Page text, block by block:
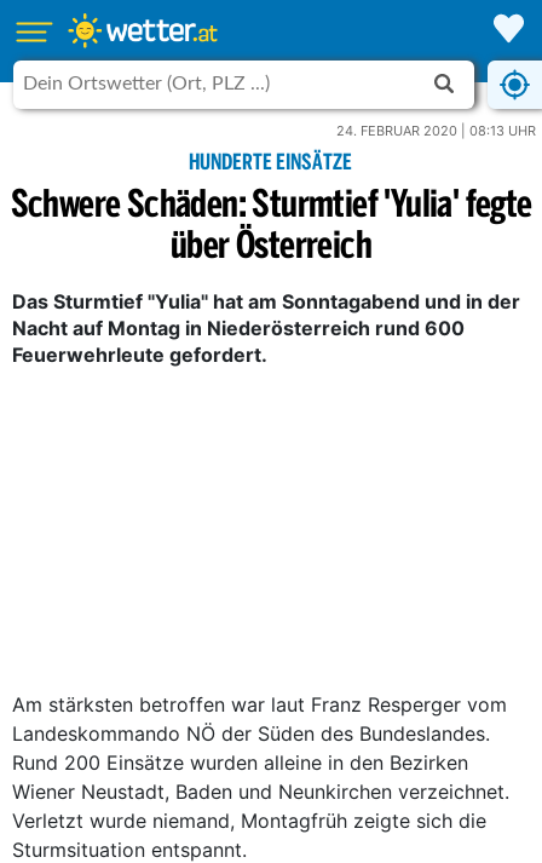
24. FEBRUAR 2020 | 08:13 UHR
HUNDERTE EINSÄTZE
Schwere Schäden: Sturmtief 'Yulia' fegte
über Österreich
Das Sturmtief "Yulia" hat am Sonntagabend und in der
Nacht auf Montag in Niederösterreich rund 600
Feuerwehrleute gefordert.
Am stärksten betroffen war laut Franz Resperger vom
Landeskommando NÖ der Süden des Bundeslandes.
Rund 200 Einsätze wurden alleine in den Bezirken
Wiener Neustadt, Baden und Neunkirchen verzeichnet.
Verletzt wurde niemand, Montagfrüh zeigte sich die
Sturmsituation entspannt.